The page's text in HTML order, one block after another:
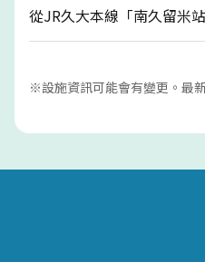
從JR久大本線「南久留米
※設施資訊可能會有變更。最